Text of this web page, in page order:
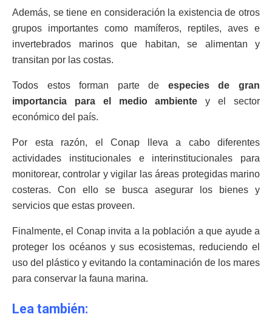
Además, se tiene en consideración la existencia de otros
grupos importantes como mamíferos, reptiles, aves e
invertebrados marinos que habitan, se alimentan y
transitan por las costas.
Todos estos forman parte de especies de gran
importancia para el medio ambiente y el sector
económico del país.
Por esta razón, el Conap lleva a cabo diferentes
actividades institucionales e interinstitucionales para
monitorear, controlar y vigilar las áreas protegidas marino
costeras. Con ello se busca asegurar los bienes y
servicios que estas proveen.
Finalmente, el Conap invita a la población a que ayude a
proteger los océanos y sus ecosistemas, reduciendo el
uso del plástico y evitando la contaminación de los mares
para conservar la fauna marina.
Lea también: